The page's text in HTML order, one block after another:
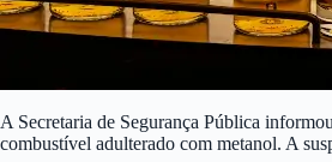
A Secretaria de Segurança Pública
combustível adulterado com metanol. A